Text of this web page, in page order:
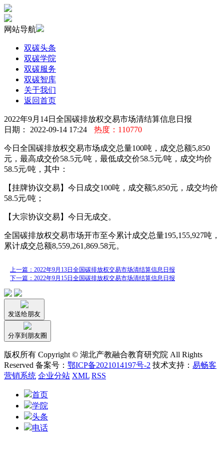
网站导航
双碳头条
双碳学院
双碳服务
双碳智库
关于我们
返回首页
2022年9月14日全国碳排放权交易市场清结算信息日报
日期： 2022-09-14 17:24
热度：110770
今日全国碳排放权交易市场成交总量100吨，成交总额5,850
元，最高成交价58.5元/吨，最低成交价58.5元/吨，成交均价
58.5元/吨，其中：
【挂牌协议交易】今日成交100吨，成交额5,850元，成交均价
58.5元/吨；
【大宗协议交易】今日无成交。
全国碳排放权交易市场开市至今累计成交总量195,155,927吨，
累计成交总额8,559,261,869.58元。
上一篇：2022年9月13日全国碳排放权交易市场清结算信息日报
下一篇：2022年9月15日全国碳排放权交易市场清结算信息日报
发送给朋友
分享到朋友圈
版权所有 Copyright © 湖北产教融合教育研究院 All Rights
Reserved 备案号： 鄂ICP备2021014197号-2 技术支持： 易畅客
营销系统 企业分站 XML RSS
首页
学院
头条
电话